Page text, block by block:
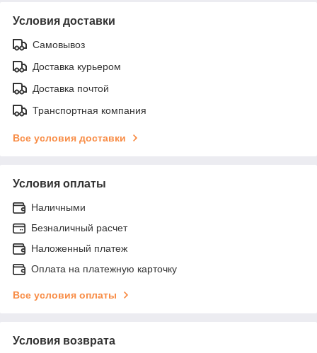
Условия доставки
Самовывоз
Доставка курьером
Доставка почтой
Транспортная компания
Все условия доставки
Условия оплаты
Наличными
Безналичный расчет
Наложенный платеж
Оплата на платежную карточку
Все условия оплаты
Условия возврата